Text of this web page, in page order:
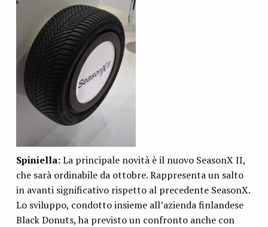
Spiniella:La principale novità è il nuovo SeasonX II,
che sarà ordinabile da ottobre. Rappresenta un salto
in avanti significativo rispetto al precedente SeasonX.
Lo sviluppo, condotto insieme all’azienda finlandese
Black Donuts, ha previsto un confronto anche con